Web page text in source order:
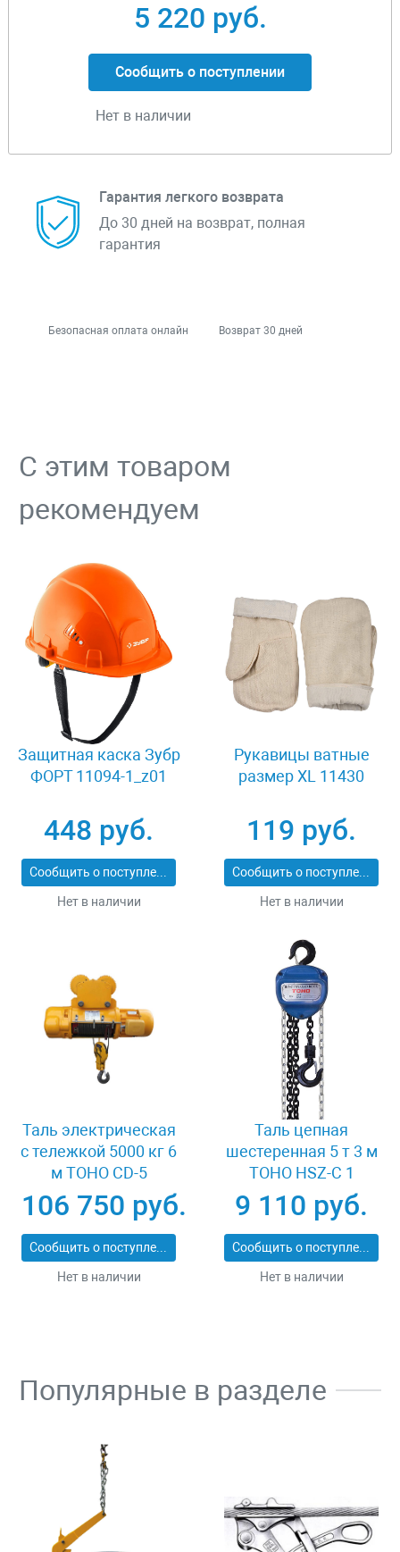
5 220 руб.
Сообщить о поступлении
Нет в наличии
Гарантия легкого возврата
До 30 дней на возврат, полная
гарантия
Безопасная оплата онлайн Возврат 30 дней
С этим товаром
рекомендуем
Защитная каска Зубр
ФОРТ 11094-1_z01
448 руб.
Сообщить о поступлении
Нет в наличии
Рукавицы ватные
размер XL 11430
119 руб.
Сообщить о поступлении
Нет в наличии
Таль электрическая
с тележкой 5000 кг 6
м TOHO CD-5
106 750 руб.
Сообщить о поступлении
Нет в наличии
Таль цепная
шестеренная 5 т 3 м
TOHO HSZ-C 1
XK33536
9 110 руб.
Сообщить о поступлении
Нет в наличии
Популярные в разделе